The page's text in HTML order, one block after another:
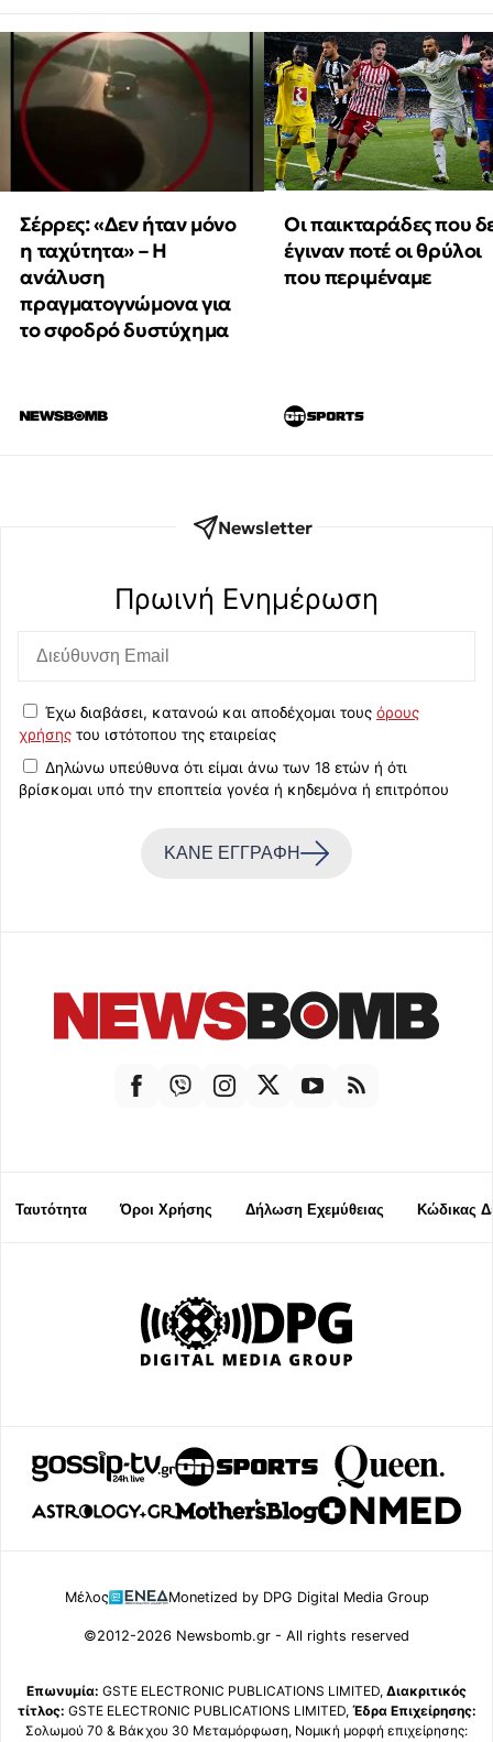
Σέρρες: «Δεν ήταν μόνο
η ταχύτητα» – Η
ανάλυση
πραγματογνώμονα για
το σφοδρό δυστύχημα
Οι παικταράδες που
έγιναν ποτέ οι θρύλοι
που περιμέναμε
Newsletter
Πρωινή Eνημέρωση
Έχω διαβάσει, κατανοώ και αποδέχομαι τους όρους
χρήσης του ιστότοπου της εταιρείας
Δηλώνω υπεύθυνα ότι είμαι άνω των 18 ετών ή ότι
βρίσκομαι υπό την εποπτεία γονέα ή κηδεμόνα ή επιτρόπου
ΚΑΝΕ ΕΓΓΡΑΦΗ
Ταυτότητα Όροι Χρήσης Δήλωση Εχεμύθειας Κώδικας
Μέλος Monetized by DPG Digital Media Group
©2012-2026 Newsbomb.gr - All rights reserved
Επωνυμία: GSTE ELECTRONIC PUBLICATIONS LIMITED, Διακριτικός
τίτλος: GSTE ELECTRONIC PUBLICATIONS LIMITED, Έδρα Επιχείρησης:
Σολωμού 70 & Βάκχου 30 Μεταμόρφωση, Νομική μορφή επιχείρησης: